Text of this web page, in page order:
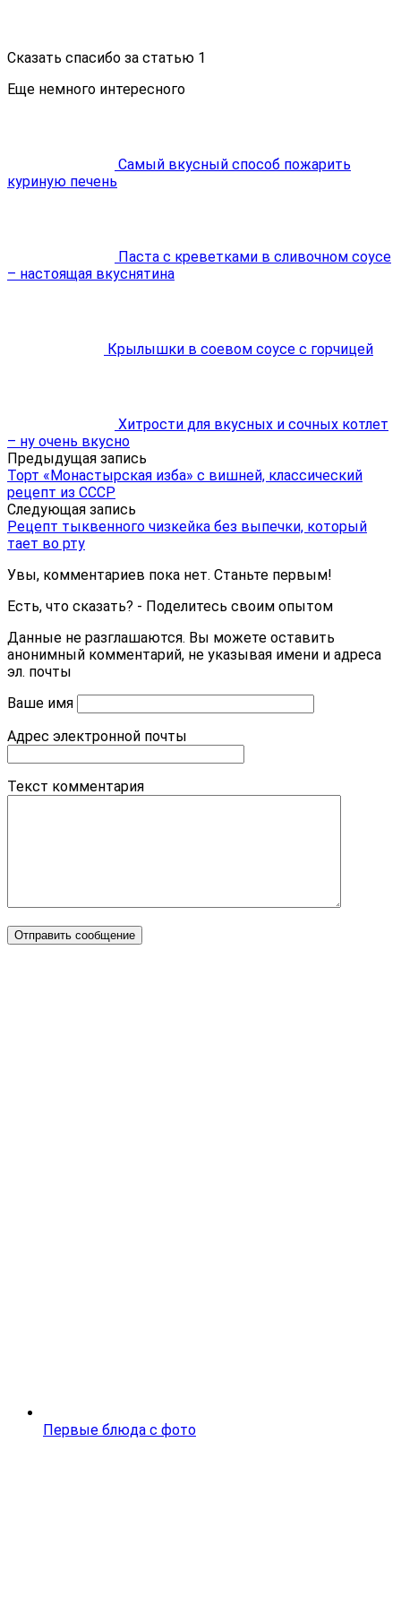
Сказать спасибо за статью 1
Еще немного интересного
Самый вкусный способ пожарить
куриную печень
Паста с креветками в сливочном соусе
– настоящая вкуснятина
Крылышки в соевом соусе с горчицей
Хитрости для вкусных и сочных котлет
– ну очень вкусно
Предыдущая запись
Торт «Монастырская изба» с вишней, классический
рецепт из СССР
Следующая запись
Рецепт тыквенного чизкейка без выпечки, который
тает во рту
Увы, комментариев пока нет. Станьте первым!
Есть, что сказать? - Поделитесь своим опытом
Данные не разглашаются. Вы можете оставить
анонимный комментарий, не указывая имени и адреса
эл. почты
Ваше имя
Адрес электронной почты
Текст комментария
Первые блюда с фото